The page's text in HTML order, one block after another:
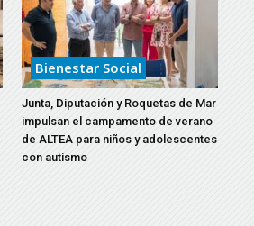
Bienestar Social
Junta, Diputación y Roquetas de Mar
impulsan el campamento de verano
de ALTEA para niños y adolescentes
con autismo